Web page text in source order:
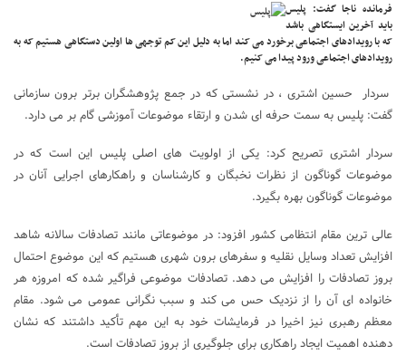
فرمانده ناجا گفت: پلیس
باید آخرین ایستگاهی باشد
که با رویدادهای اجتماعی برخورد می کند اما به دلیل این کم توجهی ها اولین دستگاهی هستیم که به
رویدادهای اجتماعی ورود پیدا می کنیم.
سردار حسین اشتری ، در نشستی که در جمع پژوهشگران برتر برون سازمانی
گفت: پلیس به سمت حرفه ای شدن و ارتقاء موضوعات آموزشی گام بر می دارد.
سردار اشتری تصریح کرد: یکی از اولویت های اصلی پلیس این است که در
موضوعات گوناگون از نظرات نخبگان و کارشناسان و راهکارهای اجرایی آنان در
موضوعات گوناگون بهره بگیرد.
عالی ترین مقام انتظامی کشور افزود: در موضوعاتی مانند تصادفات سالانه شاهد
افزایش تعداد وسایل نقلیه و سفرهای برون شهری هستیم که این موضوع احتمال
بروز تصادفات را افزایش می دهد. تصادفات موضوعی فراگیر شده که امروزه هر
خانواده ای آن را از نزدیک حس می کند و سبب نگرانی عمومی می شود. مقام
معظم رهبری نیز اخیرا در فرمایشات خود به این مهم تأکید داشتند که نشان
دهنده اهمیت ایجاد راهکاری برای جلوگیری از بروز تصادفات است.